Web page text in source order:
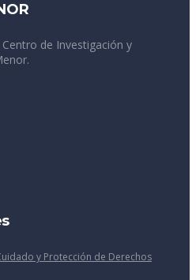
de Investigación y
y Protección de Derechos